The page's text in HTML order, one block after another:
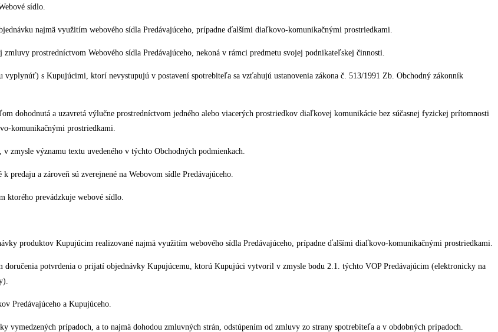
sídlo.
najmä využitím webového sídla Predávajúceho, prípadne ďalšími diaľkovo-komunikačnými prostriedkami.
prostredníctvom Webového sídla Predávajúceho, nekoná v rámci predmetu svojej podnikateľskej činnosti.
s Kupujúcimi, ktorí nevystupujú v postavení spotrebiteľa sa vzťahujú ustanovenia zákona č. 513/1991 Zb. Obchodný zákonník
dohodnutá a uzavretá výlučne prostredníctvom jedného alebo viacerých prostriedkov diaľkovej komunikácie bez súčasnej fyzickej prítomnosti
komunikačnými prostriedkami.
zmysle významu textu uvedeného v týchto Obchodných podmienkach.
a zároveň sú zverejnené na Webovom sídle Predávajúceho.
ktorého prevádzkuje webové sídlo.
produktov Kupujúcim realizované najmä využitím webového sídla Predávajúceho, prípadne ďalšími diaľkovo-komunikačnými prostriedkami.
potvrdenia o prijatí objednávky Kupujúcemu, ktorú Kupujúci vytvoril v zmysle bodu 2.1. týchto VOP Predávajúcim (elektronicky na
Predávajúceho a Kupujúceho.
prípadoch, a to najmä dohodou zmluvných strán, odstúpením od zmluvy zo strany spotrebiteľa a v obdobných prípadoch.